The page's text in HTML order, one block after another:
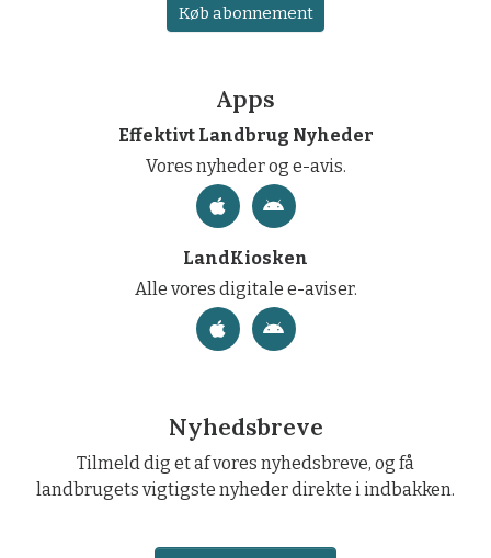
Køb abonnement
Apps
Effektivt Landbrug Nyheder
Vores nyheder og e-avis.
LandKiosken
Alle vores digitale e-aviser.
Nyhedsbreve
Tilmeld dig et af vores nyhedsbreve, og få
landbrugets vigtigste nyheder direkte i indbakken.